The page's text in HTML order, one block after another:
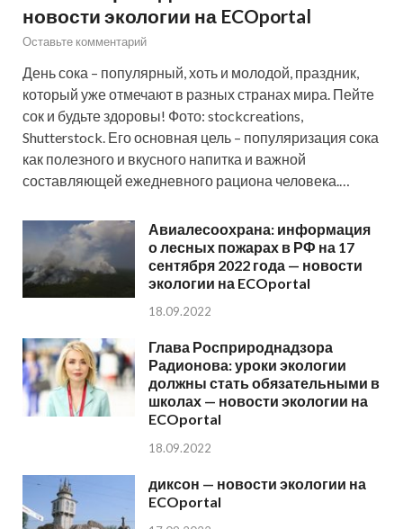
новости экологии на ECOportal
Оставьте комментарий
День сока – популярный, хоть и молодой, праздник,
который уже отмечают в разных странах мира. Пейте
сок и будьте здоровы! Фото: stockcreations,
Shutterstock. Его основная цель – популяризация сока
как полезного и вкусного напитка и важной
составляющей ежедневного рациона человека.…
Авиалесоохрана: информация
о лесных пожарах в РФ на 17
сентября 2022 года — новости
экологии на ECOportal
18.09.2022
Глава Росприроднадзора
Радионова: уроки экологии
должны стать обязательными в
школах — новости экологии на
ECOportal
18.09.2022
диксон — новости экологии на
ECOportal